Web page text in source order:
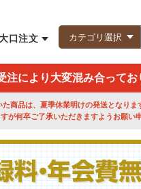
大口注文
により大変混み合ってお
商品は、夏季休業明けの発送となりま
が何卒ご了承いただきますようお願い